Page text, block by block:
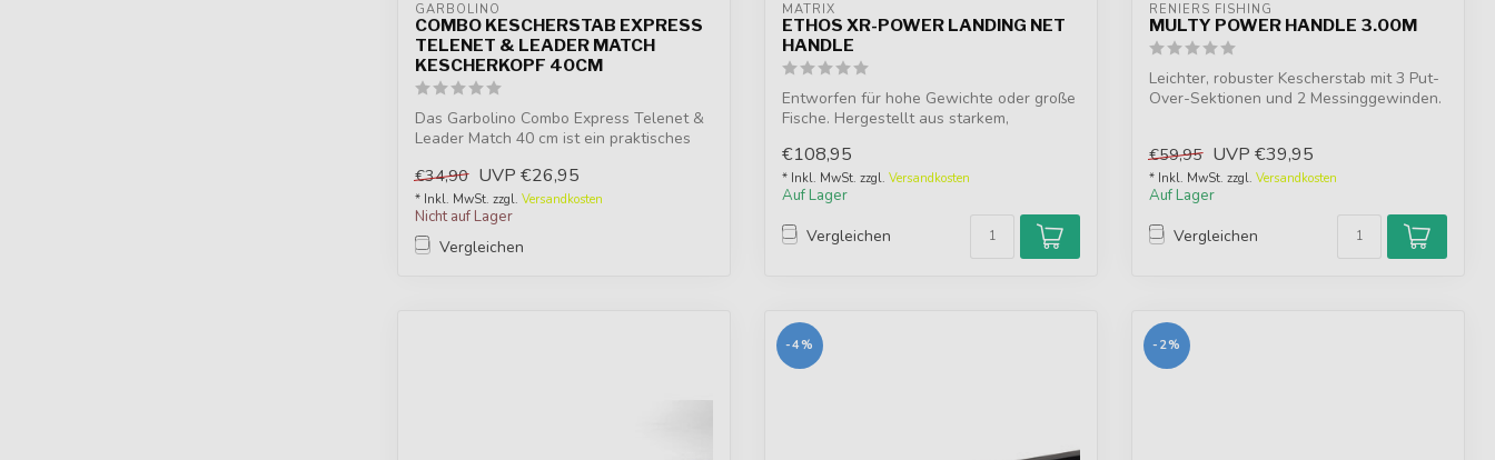
GARBOLINO
COMBO KESCHERSTAB EXPRESS
TELENET & LEADER MATCH
KESCHERKOPF 40CM
Das Garbolino Combo Express Telenet &
Leader Match 40 cm ist ein praktisches
€34,90 UVP €26,95
* Inkl. MwSt. zzgl. Versandkosten
Nicht auf Lager
Vergleichen
MATRIX
ETHOS XR-POWER LANDING NET
HANDLE
Entworfen für hohe Gewichte oder große
Fische. Hergestellt aus starkem,
€108,95
* Inkl. MwSt. zzgl. Versandkosten
Auf Lager
Vergleichen
RENIERS FISHING
MULTY POWER HANDLE 3.00M
Leichter, robuster Kescherstab mit 3 Put-
Over-Sektionen und 2 Messinggewinden.
€59,95 UVP €39,95
* Inkl. MwSt. zzgl. Versandkosten
Auf Lager
Vergleichen
-4% -2%